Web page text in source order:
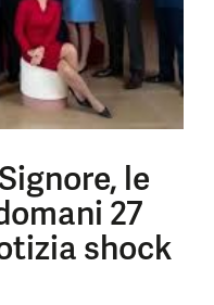
le
27
shock